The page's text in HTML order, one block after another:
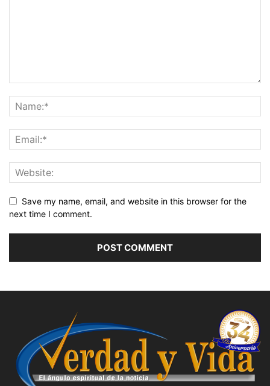
Save my name, email, and website in this browser for the
next time I comment.